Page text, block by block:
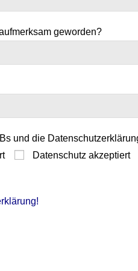
geworden?
und die
Datenschutz akzeptiert